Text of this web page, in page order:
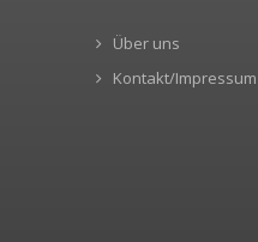
Über uns
Kontakt/Impressum